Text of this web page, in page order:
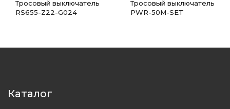
Тросовый выключатель
RS655-Z22-G024
Тросовый выключатель
PWR-50M-SET
Каталог